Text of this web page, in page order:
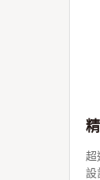
超
設